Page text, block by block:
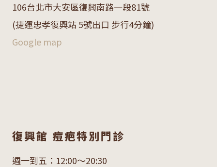
106台北市大安區復興南路一段81號
(捷運忠孝復興站 5號出口 步行4分鐘)
Google map
復興館 痘疤特別門診
週一到五：12:00～20:30